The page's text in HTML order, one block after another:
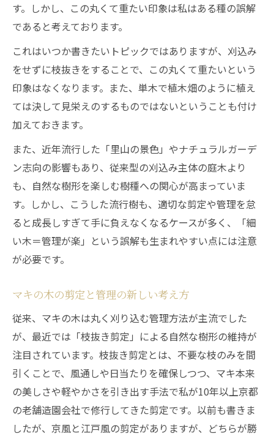
す。しかし、この丸くて重たい印象は私はある種の誤解
であると考えております。
これはいつか書きたいトピックではありますが、刈込み
をせずに枝抜きをすることで、この丸くて重たいという
印象はなくなります。また、単木で植木畑のように植え
ては決して見栄えのするものではないということも付け
加えておきます。
また、近年流行した「里山の景色」やナチュラルガーデ
ン志向の影響もあり、従来型の刈込み主体の庭木より
も、自然な樹形を楽しむ樹種への関心が高まっていま
す。しかし、こうした流行樹も、適切な剪定や管理を怠
ると成長しすぎて手に負えなくなるケースが多く、「細
い木＝管理が楽」という誤解も生まれやすい点には注意
が必要です。
マキの木の剪定と管理の新しい考え方
従来、マキの木は丸く刈り込む管理方法が主流でした
が、最近では「枝抜き剪定」による自然な樹形の維持が
注目されています。枝抜き剪定とは、不要な枝のみを間
引くことで、風通しや日当たりを確保しつつ、マキ本来
の美しさや軽やかさを引き出す手法で私が10年以上京都
の老舗造園会社で修行してきた剪定です。以前も書きま
したが、京風と江戸風の剪定がありますが、どちらが勝